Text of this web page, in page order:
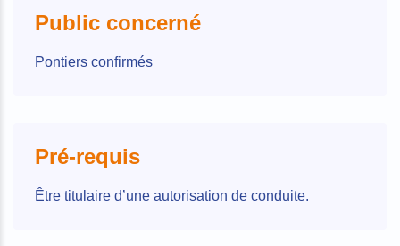
Public concerné
Pontiers confirmés
Pré-requis
Être titulaire d’une autorisation de conduite.